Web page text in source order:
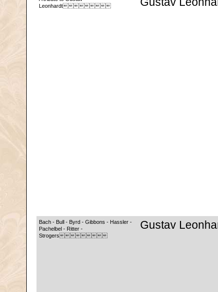
Leonhardt
Bach - Bull - Byrd - Gibbons - Hassler -
Pachelbel - Ritter -
Strogers
Gustav